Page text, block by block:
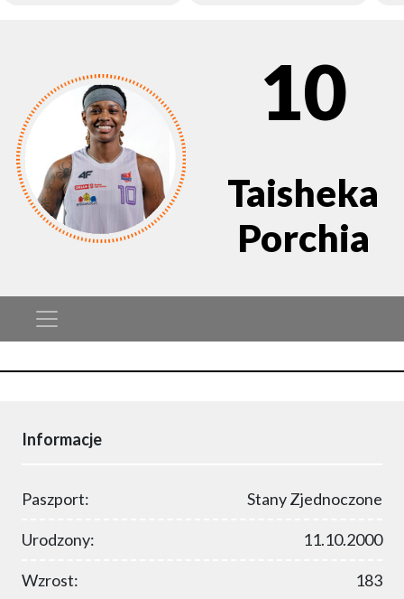
10
Taisheka
Porchia
Informacje
Paszport: Stany Zjednoczone
Urodzony: 11.10.2000
Wzrost: 183